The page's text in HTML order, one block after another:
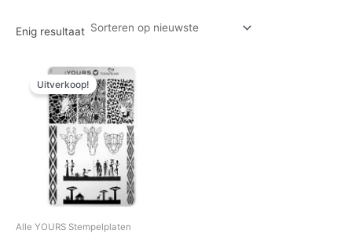
Enig resultaat
Uitverkoop!
Alle YOURS Stempelplaten
Oorspronkelijke
prijs
was:
€ 6,66.
Huidige
prijs
is:
€ 4,66.